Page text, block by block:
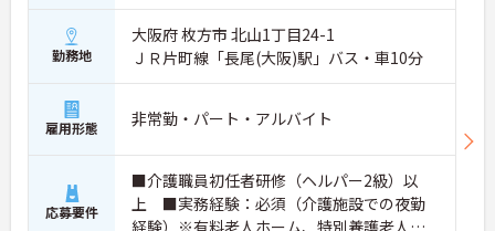
勤務地
大阪府 枚方市 北山1丁目24-1
ＪＲ片町線「長尾(大阪)駅」バス・車10分
雇用形態 非常勤・パート・アルバイト
応募要件
■介護職員初任者研修（ヘルパー2級）以
上 ■実務経験：必須（介護施設での夜勤